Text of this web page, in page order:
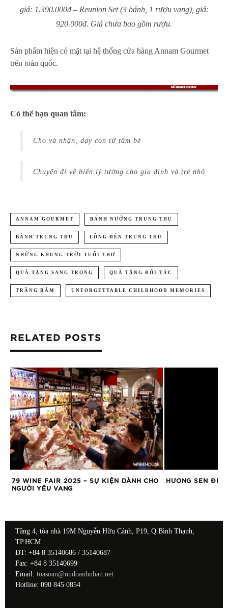
giá: 1.390.000đ – Reunion Set (3 bánh, 1 rượu vang), giá:
920.000đ. Giá chưa bao gồm rượu.
Sản phẩm hiện có mặt tại hệ thống cửa hàng Annam Gourmet
trên toàn quốc.
Có thể bạn quan tâm:
Cho và nhận, dạy con từ tấm bé
Chuyến đi về biển lý tưởng cho gia đình và trẻ nhỏ
ANNAM GOURMET BÁNH NƯỚNG TRUNG THU
BÁNH TRUNG THU LỒNG ĐÈN TRUNG THU
NHỮNG KHUNG TRỜI TUỔI THƠ
QUÀ TẶNG SANG TRỌNG QUÀ TẶNG ĐỐI TÁC
TRĂNG RẰM UNFORGETTABLE CHILDHOOD MEMORIES
RELATED POSTS
79 WINE FAIR 2025 – SỰ KIỆN DÀNH CHO
NGƯỜI YÊU VANG
HƯƠNG SEN ĐÊM
Tầng 4, tòa nhà 19M Nguyễn Hữu Cảnh, P19, Q.Bình Thạnh,
TP.HCM
ĐT: +84 8 35140686 / 35140687
Fax: +84 8 35140699
Email: toasoan@nudoanhnhan.net
Hotline: 090 845 0854